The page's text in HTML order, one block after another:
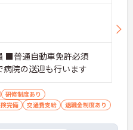
■普通自動車免許必須
院の送迎も行います
研修制度あり
完備 交通費支給 退職金制度あり